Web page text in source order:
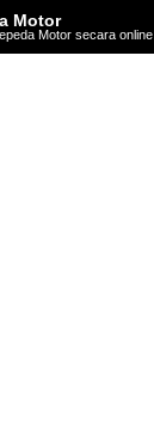
Motor
Motor secara online